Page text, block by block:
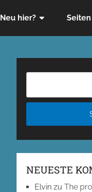
Neu hier? Seiten
NEUESTE
Elvin zuThe